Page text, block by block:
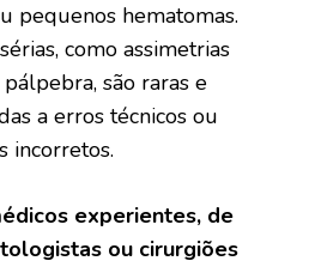
pequenos hematomas.
como assimetrias
são raras e
a erros técnicos ou
incorretos.
experientes, de
ou cirurgiões